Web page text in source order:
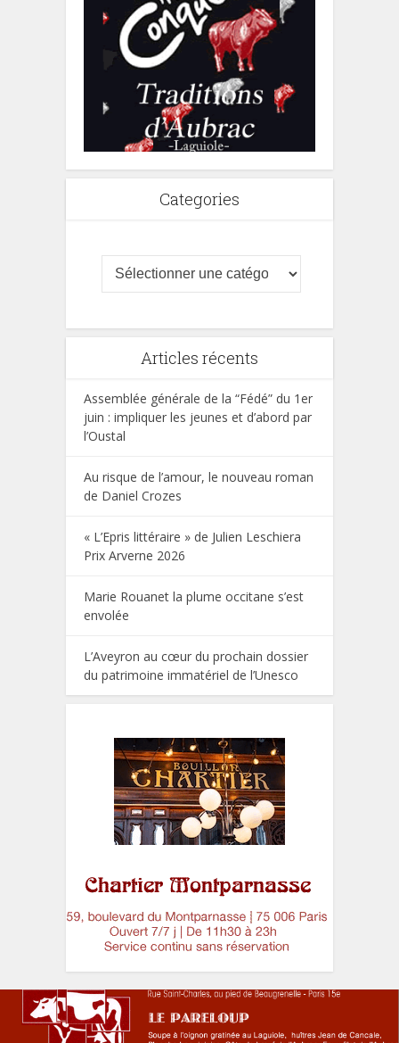
Categories
Articles récents
Assemblée générale de la “Fédé” du 1er
juin : impliquer les jeunes et d’abord par
l’Oustal
Au risque de l’amour, le nouveau roman
de Daniel Crozes
« L’Epris littéraire » de Julien Leschiera
Prix Arverne 2026
Marie Rouanet la plume occitane s’est
envolée
L’Aveyron au cœur du prochain dossier
du patrimoine immatériel de l’Unesco